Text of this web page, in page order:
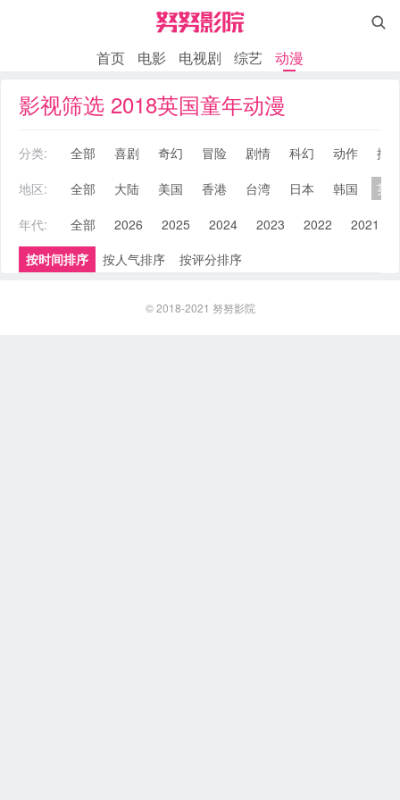

首页 电影 电视剧 综艺 动漫
影视筛选 2018英国童年动漫
分类: 全部 喜剧 奇幻 冒险 剧情 科幻 动作
搞
地区:
全部 大陆 美国 香港 台湾 日本 韩国
英
年代:
全部 2026 2025 2024 2023 2022 2021
按时间排序
按人气排序 按评分排序
© 2018-2021 努努影院